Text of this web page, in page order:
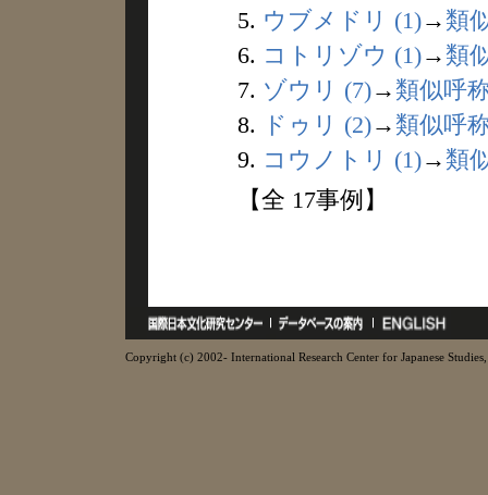
5. ウブメドリ (1)→ 類
6. コトリゾウ (1)→ 類
7. ゾウリ (7)→ 類似呼
8.
ドゥリ (2)→ 類似呼
9. コウノトリ (1)→ 類
【全 17事例】
Copyright (c) 2002- International Research Center for Japanese